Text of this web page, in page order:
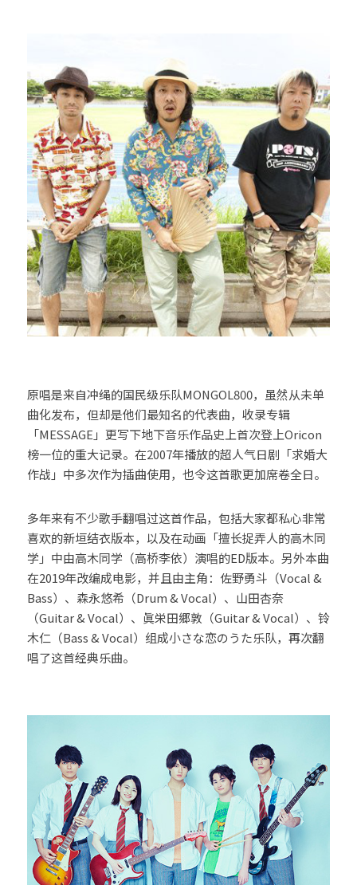
原唱是来自冲绳的国民级乐队MONGOL800，虽然从未单
曲化发布，但却是他们最知名的代表曲，收录专辑
「MESSAGE」更写下地下音乐作品史上首次登上Oricon
榜一位的重大记录。在2007年播放的超人气日剧「求婚大
作战」中多次作为插曲使用，也令这首歌更加席卷全日。
多年来有不少歌手翻唱过这首作品，包括大家都私心非常
喜欢的新垣结衣版本，以及在动画「擅长捉弄人的高木同
学」中由高木同学（高桥李依）演唱的ED版本。另外本曲
在2019年改编成电影，并且由主角：佐野勇斗（Vocal &
Bass）、森永悠希（Drum & Vocal）、山田杏奈
（Guitar & Vocal）、眞栄田郷敦（Guitar & Vocal）、铃
木仁（Bass & Vocal）组成小さな恋のうた乐队，再次翻
唱了这首经典乐曲。